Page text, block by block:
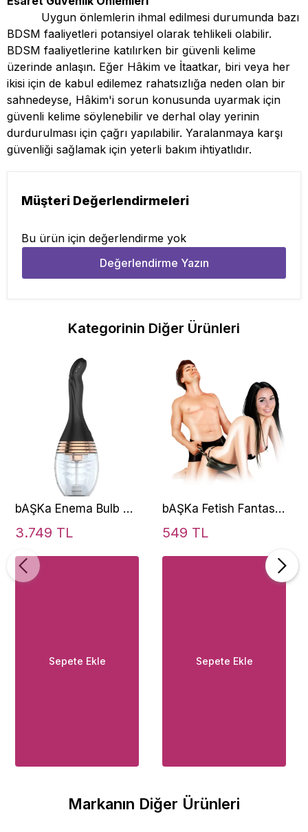
Uygun önlemlerin ihmal edilmesi durumunda bazı
BDSM faaliyetleri potansiyel olarak tehlikeli olabilir.
BDSM faaliyetlerine katılırken bir güvenli kelime
üzerinde anlaşın. Eğer Hâkim ve İtaatkar, biri veya her
ikisi için de kabul edilemez rahatsızlığa neden olan bir
sahnedeyse, Hâkim'i sorun konusunda uyarmak için
güvenli kelime söylenebilir ve derhal olay yerinin
durdurulması için çağrı yapılabilir. Yaralanmaya karşı
güvenliği sağlamak için yeterli bakım ihtiyatlıdır.
Müşteri Değerlendirmeleri
Bu ürün için değerlendirme yok
Değerlendirme Yazın
Kategorinin Diğer Ürünleri
bAŞKa Enema Bulb 3
Hız Otomatik Anal Duş
3.749 TL
Sepete Ekle
bAŞKa Fetish Fantasy
Series Lux Fetish
Pozisyon Seti
549 TL
Sepete Ekle
Markanın Diğer Ürünleri